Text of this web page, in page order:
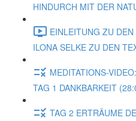
HINDURCH MIT DER
EINLEITUNG ZU
ILONA SELKE ZU DEN
MEDITATIONS-
TAG 1 DANKBARKEIT
TAG 2 ERTRÄUME